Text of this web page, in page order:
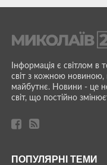
Інформація є світлом в
світ з кожною новиною,
майбутнє. Новини - це
світ, що постійно
ПОПУЛЯРНІ ТЕМИ